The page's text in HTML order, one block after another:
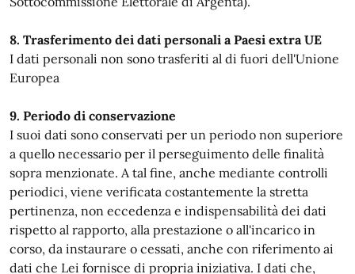
8. Trasferimento dei dati personali a Paesi extra UE
I dati personali non sono trasferiti al di fuori dell'Unione
Europea
9. Periodo di conservazione
I suoi dati sono conservati per un periodo non superiore
a quello necessario per il perseguimento delle finalità
sopra menzionate. A tal fine, anche mediante controlli
periodici, viene verificata costantemente la stretta
pertinenza, non eccedenza e indispensabilità dei dati
rispetto al rapporto, alla prestazione o all'incarico in
corso, da instaurare o cessati, anche con riferimento ai
dati che Lei fornisce di propria iniziativa. I dati che,